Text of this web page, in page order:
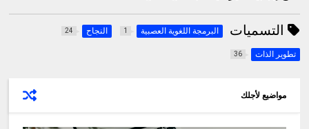
التسميات البرمجة اللغوية العصبية 1 النجاح 24
تطوير الذات 36
مواضيع لأجلك